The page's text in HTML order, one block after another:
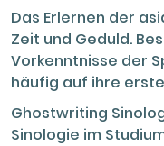
Das Erlernen der
Zeit und Geduld.
Vorkenntnisse der
häufig auf ihre
Ghostwriting
Sinologie im